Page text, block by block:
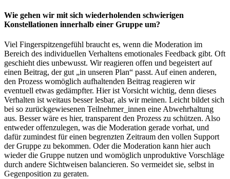
Wie gehen wir mit sich wiederholenden schwierigen
Konstellationen innerhalb einer Gruppe um?
Viel Fingerspitzengefühl braucht es, wenn die Moderation im
Bereich des individuellen Verhaltens emotionales Feedback gibt. Oft
geschieht dies unbewusst. Wir reagieren offen und begeistert auf
einen Beitrag, der gut „in unseren Plan“ passt. Auf einen anderen,
den Prozess womöglich aufhaltenden Beitrag reagieren wir
eventuell etwas gedämpfter. Hier ist Vorsicht wichtig, denn dieses
Verhalten ist weitaus besser lesbar, als wir meinen. Leicht bildet sich
bei so zurückgewiesenen Teilnehmer­_innen eine Abwehrhaltung
aus. Besser wäre es hier, transparent den Prozess zu schützen. Also
entweder offenzulegen, was die Moderation gerade vorhat, und
dafür zumindest für einen begrenzten Zeitraum den vollen Support
der Gruppe zu bekommen. Oder die Moderation kann hier auch
wieder die Gruppe nutzen und womöglich unproduktive Vorschläge
durch andere Sichtweisen balancieren. So vermeidet sie, selbst in
Gegenposition zu geraten.